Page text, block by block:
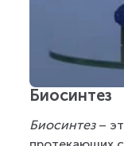
Биосинтез
Био­син­тез –